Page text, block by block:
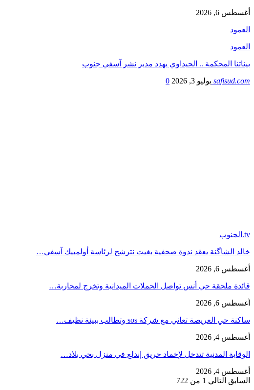
أغسطس 6, 2026
العمود
العمود
بيناتنا المحكمة .. الحيداوي يهدد مدير نشر آسفي جنوب
safisud.com يوليو 3, 2026 0
tv.الجنوب
خالد الشاگنة يعقد ندوة صحفية بغيت نترشح لرئاسة أولمبيك آسفي…
أغسطس 6, 2026
قائدة ملحقة حي أنس تواصل الحملات الميدانية وتخرج لمحاربة…
أغسطس 6, 2026
ساكنة حي العريصة تعاني مع شركة sos وتطالب ببيئة نظيف…
أغسطس 4, 2026
الوقاية المدنية تتدخل لإخماد حريق إندلع في منزل بحي بلاد…
أغسطس 4, 2026
السابق التالي 1 من 722